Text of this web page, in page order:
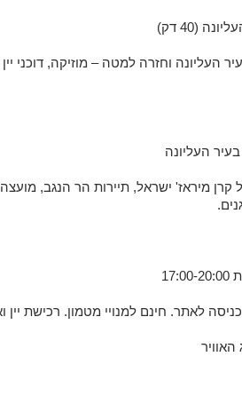
שאטלים לעיר העליונה וחזרה למטה – מוזיקה, דוכני
מיראז' ישראל, תיירות הר הנגב, מועצה
לאתר. חינם למנויי מטמון. רכישת יין